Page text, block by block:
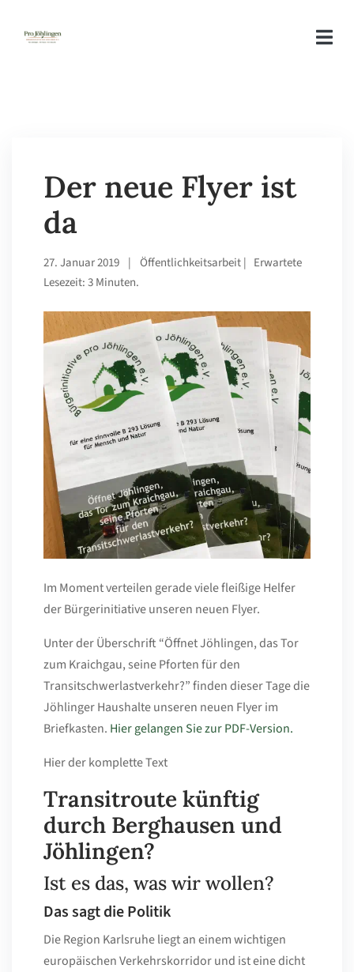
Der neue Flyer ist
da
27. Januar 2019 | Öffentlichkeitsarbeit| Erwartete
Lesezeit: 3 Minuten.
Im Moment verteilen gerade viele fleißige Helfer
der Bürgerinitiative unseren neuen Flyer.
Unter der Überschrift “Öffnet Jöhlingen, das Tor
zum Kraichgau, seine Pforten für den
Transitschwerlastverkehr?” finden dieser Tage die
Jöhlinger Haushalte unseren neuen Flyer im
Briefkasten. Hier gelangen Sie zur PDF-Version.
Hier der komplette Text
Transitroute künftig
durch Berghausen und
Jöhlingen?
Ist es das, was wir wollen?
Das sagt die Politik
Die Region Karlsruhe liegt an einem wichtigen
europäischen Verkehrskorridor und ist eine dicht